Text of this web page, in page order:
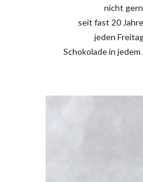
nicht
seit fast 20
jeden
Schokolade in